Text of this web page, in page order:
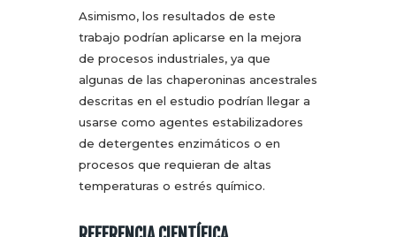
Asimismo, los resultados de este
trabajo podrían aplicarse en la mejora
de procesos industriales, ya que
algunas de las chaperoninas ancestrales
descritas en el estudio podrían llegar a
usarse como agentes estabilizadores
de detergentes enzimáticos o en
procesos que requieran de altas
temperaturas o estrés químico.